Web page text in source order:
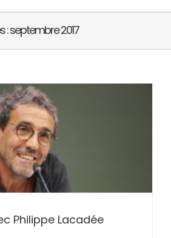
:septembre 2017
Philippe Lacadée